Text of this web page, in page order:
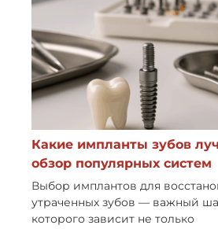
Какие импланты зубов
обзор популярных систем
Выбор имплантов для
утраченных зубов — важный
которого зависит не только